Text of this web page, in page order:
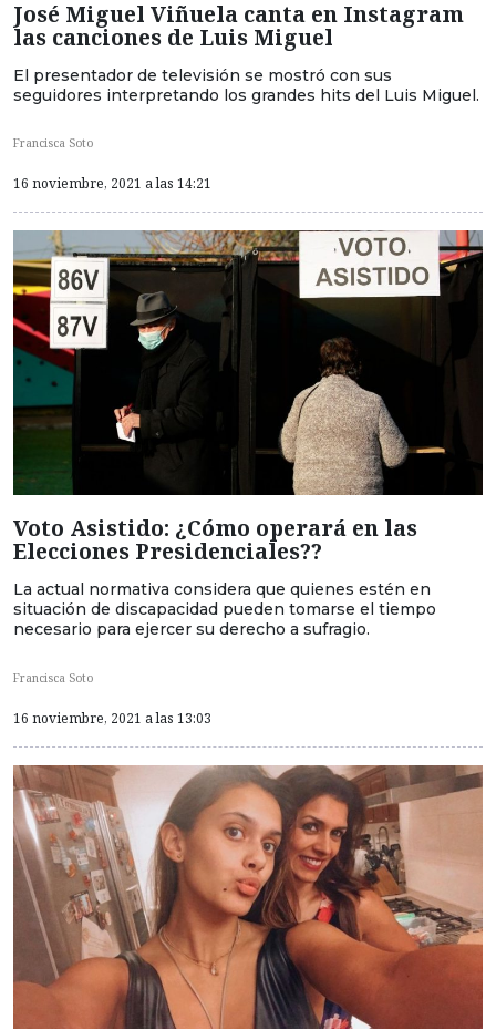
José Miguel Viñuela canta en Instagram
las canciones de Luis Miguel
El presentador de televisión se mostró con sus
seguidores interpretando los grandes hits del Luis Miguel.
Francisca Soto
16 noviembre, 2021 a las 14:21
Voto Asistido: ¿Cómo operará en las
Elecciones Presidenciales??
La actual normativa considera que quienes estén en
situación de discapacidad pueden tomarse el tiempo
necesario para ejercer su derecho a sufragio.
Francisca Soto
16 noviembre, 2021 a las 13:03